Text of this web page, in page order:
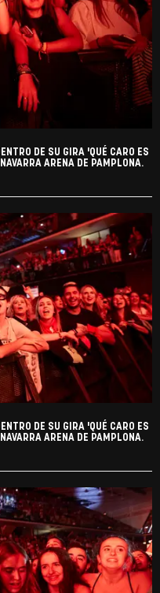
DE SU GIRA 'QUÉ CARO ES
ARENA DE PAMPLONA.
DE SU GIRA 'QUÉ CARO ES
ARENA DE PAMPLONA.